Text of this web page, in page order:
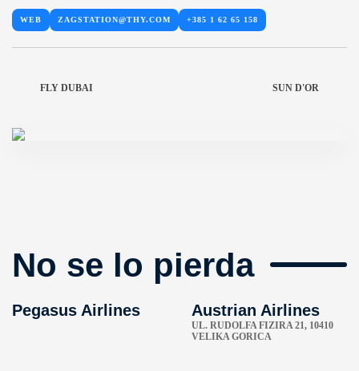
WEB ZAGSTATION@THY.COM +385 1 62 65 158
FLY DUBAI SUN D'OR
No se lo pierda
Pegasus Airlines Austrian Airlines
UL. RUDOLFA FIZIRA 21, 10410
VELIKA GORICA